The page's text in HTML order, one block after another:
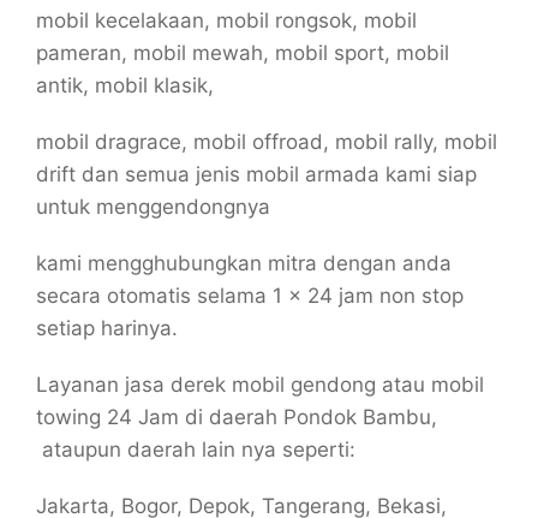
mobil kecelakaan, mobil rongsok, mobil
pameran, mobil mewah, mobil sport, mobil
antik, mobil klasik,
mobil dragrace, mobil offroad, mobil rally, mobil
drift dan semua jenis mobil armada kami siap
untuk menggendongnya
kami mengghubungkan mitra dengan anda
secara otomatis selama 1 x 24 jam non stop
setiap harinya.
Layanan jasa derek mobil gendong atau mobil
towing 24 Jam di daerah Pondok Bambu,
ataupun daerah lain nya seperti:
Jakarta, Bogor, Depok, Tangerang, Bekasi,